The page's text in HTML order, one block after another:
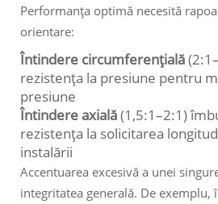
Performanța optimă necesită
orientare:
Întindere circumferențială
rezistența la presiune pentru
presiune
Întindere axială(1,5:1–2:1)
rezistența la solicitarea
instalării
Accentuarea excesivă a unei
integritatea generală. De exemplu,